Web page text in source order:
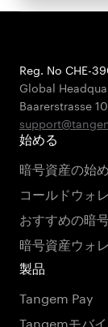
Reg. No CHE-
Global
Baarerstrasse 10
始める
暗号資産の始
コールドウォ
おすすめの暗
暗号資産ウォ
製品
Tangem Pay
Tangemモバ